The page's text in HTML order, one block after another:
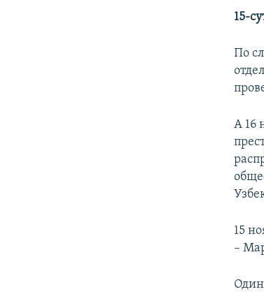
15-
По
А 16
15
–